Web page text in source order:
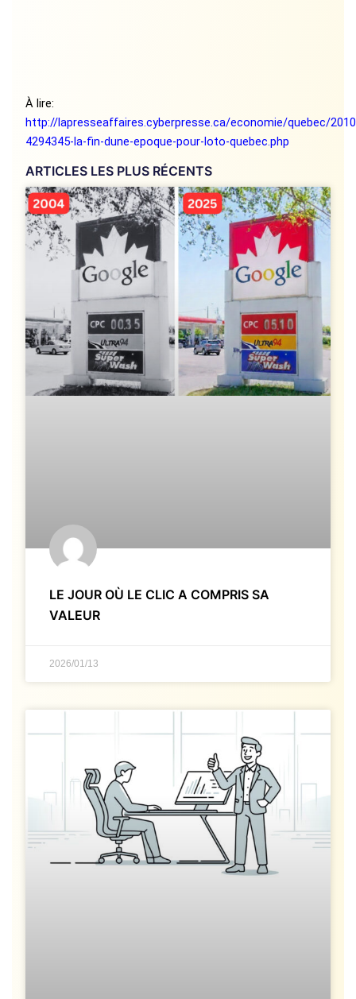
À lire:
http://lapresseaffaires.cyberpresse.ca/economie/quebec/
4294345-la-fin-dune-epoque-pour-loto-quebec.php
ARTICLES LES PLUS RÉCENTS
LE JOUR OÙ LE CLIC A COMPRIS SA
VALEUR
2026/01/13